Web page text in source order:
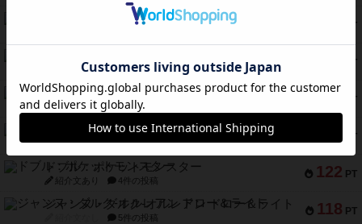
PT
バー！パーティー
PT
紹介文あり 1件の投稿
152 PT
クルティボ
紹介文なし 1件の投稿
PT
ブラヴェスト
紹介文なし 1件の投稿
122 PT
ドブル：ポケットモンスター
紹介文あり 4件の投稿
118 PT
ジャンヌ・ダルク-オルレアン ドロー＆ライト
5件の投稿